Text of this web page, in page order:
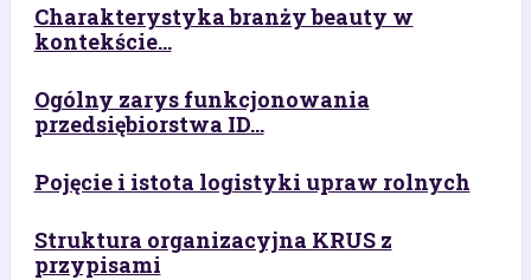
Charakterystyka branży beauty w
kontekście...
Ogólny zarys funkcjonowania
przedsiębiorstwa ID...
Pojęcie i istota logistyki upraw rolnych
Struktura organizacyjna KRUS z
przypisami